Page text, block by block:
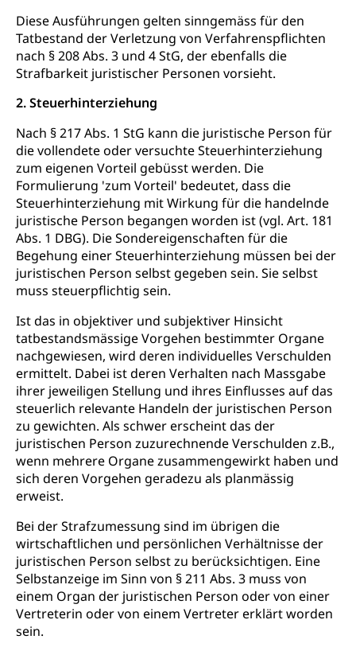
Diese Ausführungen gelten sinngemäss für den
Tatbestand der Verletzung von Verfahrenspflichten
nach § 208 Abs. 3 und 4 StG, der ebenfalls die
Strafbarkeit juristischer Personen vorsieht.
2. Steuerhinterziehung
Nach § 217 Abs. 1 StG kann die juristische Person für
die vollendete oder versuchte Steuerhinterziehung
zum eigenen Vorteil gebüsst werden. Die
Formulierung 'zum Vorteil' bedeutet, dass die
Steuerhinterziehung mit Wirkung für die handelnde
juristische Person begangen worden ist (vgl. Art. 181
Abs. 1 DBG). Die Sondereigenschaften für die
Begehung einer Steuerhinterziehung müssen bei der
juristischen Person selbst gegeben sein. Sie selbst
muss steuerpflichtig sein.
Ist das in objektiver und subjektiver Hinsicht
tatbestandsmässige Vorgehen bestimmter Organe
nachgewiesen, wird deren individuelles Verschulden
ermittelt. Dabei ist deren Verhalten nach Massgabe
ihrer jeweiligen Stellung und ihres Einflusses auf das
steuerlich relevante Handeln der juristischen Person
zu gewichten. Als schwer erscheint das der
juristischen Person zuzurechnende Verschulden z.B.,
wenn mehrere Organe zusammengewirkt haben und
sich deren Vorgehen geradezu als planmässig
erweist.
Bei der Strafzumessung sind im übrigen die
wirtschaftlichen und persönlichen Verhältnisse der
juristischen Person selbst zu berücksichtigen. Eine
Selbstanzeige im Sinn von § 211 Abs. 3 muss von
einem Organ der juristischen Person oder von einer
Vertreterin oder von einem Vertreter erklärt worden
sein.
Nachwuchsförderung, Vermittlung, Selektive
Förderung, Kulturausschreibungen, Kulturpreis,
Werkbeitrag, Produktionsbeitrag, Recherche,
Bildende Kunst, Angewandte Kunst, Theater/Tanz,
Musik, Entwicklung, Programmbeiträge,
Filmförderung, Regionale Förderfonds,
Werkankäufe, Kunstankäufe, Kunst und Bau, Schule
und Kultur, Kulturgesuche, Kulturvermittlung
Kulturförderung und Vermittlung
Angebote für Schulklassen
Zentralschweizer Filmförderung
Mobilität
Schiene und öffentlicher Verkehr
Schienenverkehr, Zugverkehr, Bahnverkehr,
Transportmittel, öffentlicher Verkehr
Öffentlicher Verkehr Luzern Mobil
Schifffahrt
Schiffsverkehr, Binnenschifffahrt, Seeschifffahrt,
Flussschifffahrt
Schifffahrt (Strassenverkehrsamt)
Strasse
Autoverkehr, Lastwagenverkehr, Schwerverkehr,
leistungsabhängige Schwerverkehrsabgabe,
Langsamverkehr, Transportmittel, Auto, Motorrad,
Individualverkehr
zentras (Betrieb und Unterhalt LU, OW, NW,
Strassenverkehrsamt
Verkehr und Infrastruktur vif
Kantonsstrassen
Persönliches
Zivilstand
Geburt, Heirat, Ehe, Partnerschaft, Tod,
Zivilstandsamt, Zivilstandsregiste